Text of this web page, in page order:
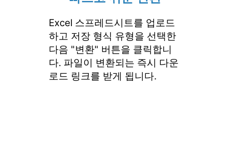
Excel 스프레드시트를 업로드
하고 저장 형식 유형을 선택한
다음 "변환" 버튼을 클릭합니
다. 파일이 변환되는 즉시 다운
로드 링크를 받게 됩니다.